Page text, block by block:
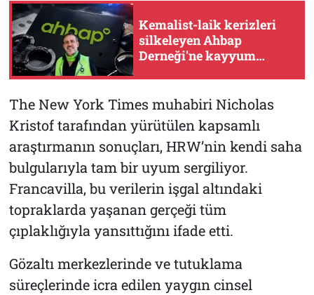
Kemalist-laik kerizleri
silkeleyen Ahbap
Derneği'ne kayyum
The New York Times muhabiri Nicholas
Kristof tarafından yürütülen kapsamlı
araştırmanın sonuçları, HRW’nin kendi saha
bulgularıyla tam bir uyum sergiliyor.
Francavilla, bu verilerin işgal altındaki
topraklarda yaşanan gerçeği tüm
çıplaklığıyla yansıttığını ifade etti.
Gözaltı merkezlerinde ve tutuklama
süreçlerinde icra edilen yaygın cinsel